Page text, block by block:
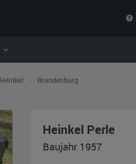
Heinkel Brandenburg
Heinkel Perle
Baujahr 1957